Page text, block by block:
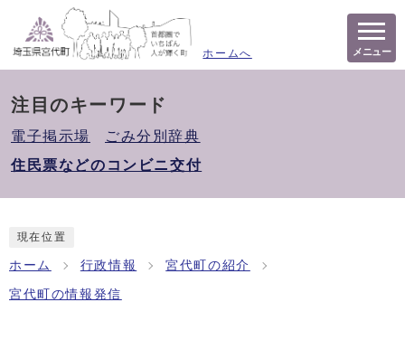
ホームへ メニュー
注目のキーワード
電子掲示場
ごみ分別辞典
住民票などのコンビニ交付
現在位置
ホーム 行政情報 宮代町の紹介
宮代町の情報発信